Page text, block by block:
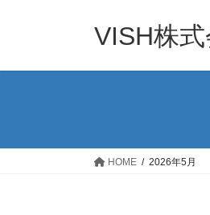
VISH株
HOME 2026年5月